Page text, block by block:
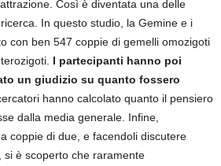
Così è diventata una delle
In questo studio, la Gemine e i
con ben 547 coppie di gemelli omozigoti
I partecipanti hanno poi
un giudizio su quanto fossero
hanno calcolato quanto il pensiero
dalla media generale. Infine,
coppie di due, e facendoli discutere
si è scoperto che raramente